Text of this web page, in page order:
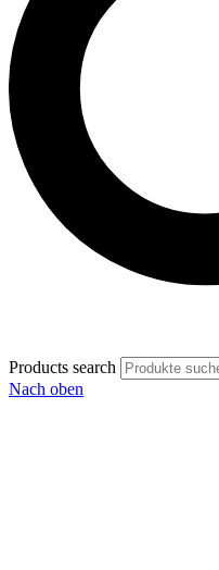
Products search
Nach oben